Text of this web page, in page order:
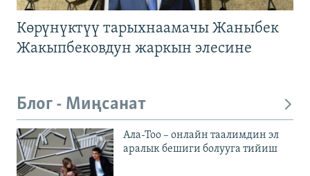
Көрүнүктүү тарыхнаамачы Жаныбек
Жакыпбековдун жаркын элесине
Блог - Миңсанат
Ала-Тоо – онлайн таалимдин эл
аралык бешиги болууга тийиш